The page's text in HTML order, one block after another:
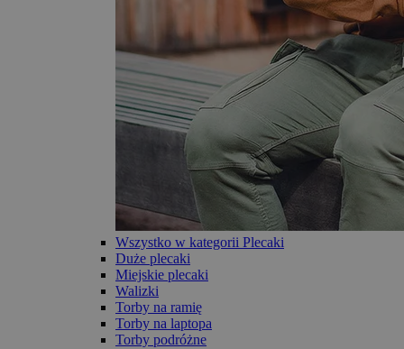
Wszystko w kategorii Plecaki
Duże plecaki
Miejskie plecaki
Walizki
Torby na ramię
Torby na laptopa
Torby podróżne